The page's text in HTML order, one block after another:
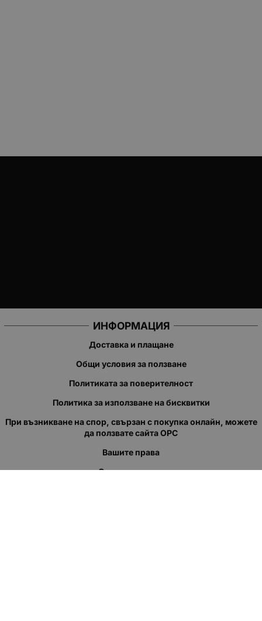
ИНФОРМАЦИЯ
Доставка и плащане
Общи условия за ползване
Политиката за поверителност
Политика за използване на бисквитки
При възникване на спор, свързан с покупка онлайн, можете
да ползвате сайта ОРС
Вашите права
Отказ от сделка